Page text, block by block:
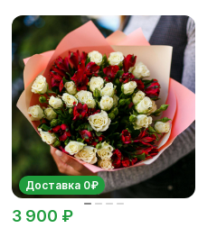
Доставка 0₽
3 900 ₽